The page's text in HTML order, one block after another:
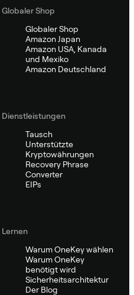
Globaler Shop
Globaler Shop
Amazon Japan
Amazon USA, Kanada
und Mexiko
Amazon Deutschland
Dienstleistungen
Tausch
Unterstützte
Kryptowährungen
Recovery Phrase
Converter
EIPs
Lernen
Warum OneKey wählen
Warum OneKey
benötigt wird
Sicherheitsarchitektur
Der Blog